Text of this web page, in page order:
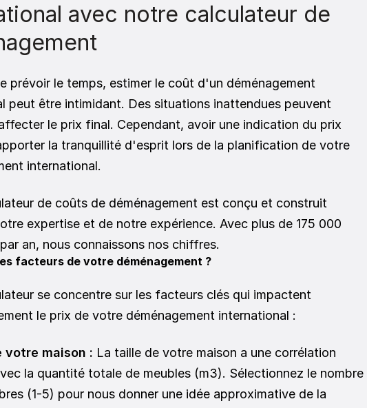
avec notre calculateur de
prévoir le temps, estimer le coût d'un déménagement
peut être intimidant. Des situations inattendues peuvent
le prix final. Cependant, avoir une indication du prix
la tranquillité d'esprit lors de la planification de votre
international.
de coûts de déménagement est conçu et construit
expertise et de notre expérience. Avec plus de 175 000
an, nous connaissons nos chiffres.
facteurs de votre déménagement ?
se concentre sur les facteurs clés qui impactent
le prix de votre déménagement international :
votre maison : La taille de votre maison a une corrélation
la quantité totale de meubles (m3). Sélectionnez le nombre
(1-5) pour nous donner une idée approximative de la